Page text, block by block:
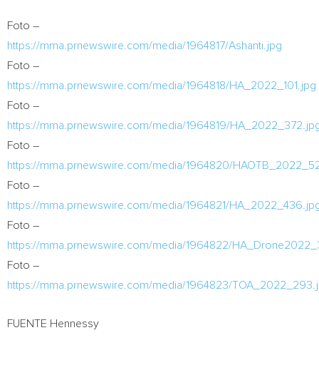
Foto –
https://mma.prnewswire.com/media/1964817/Ashanti.jpg
Foto –
https://mma.prnewswire.com/media/1964818/HA_2022_101.jpg
Foto –
https://mma.prnewswire.com/media/1964819/
Foto –
https://mma.prnewswire.com/media/1964820/
Foto –
https://mma.prnewswire.com/media/1964821/
Foto –
https://mma.prnewswire.com/media/1964822/
Foto –
https://mma.prnewswire.com/media/1964823/
FUENTE Hennessy